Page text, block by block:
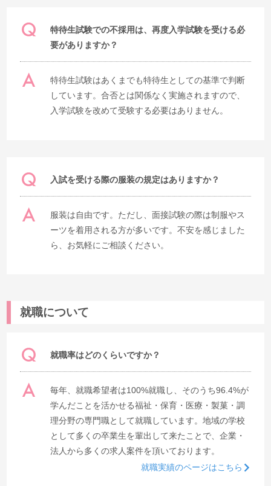
特待生試験での不採用は、再度入学試験を受ける必
要がありますか？
特待生試験はあくまでも特待生としての基準で判断
しています。合否とは関係なく実施されますので、
入学試験を改めて受験する必要はありません。
入試を受ける際の服装の規定はありますか？
服装は自由です。ただし、面接試験の際は制服やス
ーツを着用される方が多いです。不安を感じました
ら、お気軽にご相談ください。
就職について
就職率はどのくらいですか？
毎年、就職希望者は100%就職し、そのうち96.4%が
学んだことを活かせる福祉・保育・医療・製菓・調
理分野の専門職として就職しています。地域の学校
として多くの卒業生を輩出して来たことで、企業・
法人から多くの求人案件を頂いております。
就職実績のページはこちら